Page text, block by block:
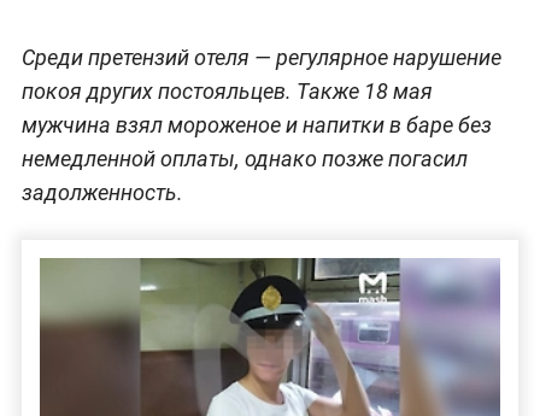
Среди претензий отеля — регулярное нарушение
покоя других постояльцев. Также 18 мая
мужчина взял мороженое и напитки в баре без
немедленной оплаты, однако позже погасил
задолженность.